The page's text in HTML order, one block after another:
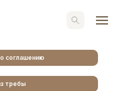
соглашению
требы